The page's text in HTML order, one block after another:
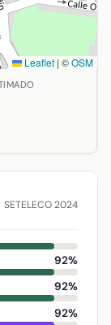
Leaflet | ©OSM
del Campo,
SETELECO 2024
92%
92%
92%